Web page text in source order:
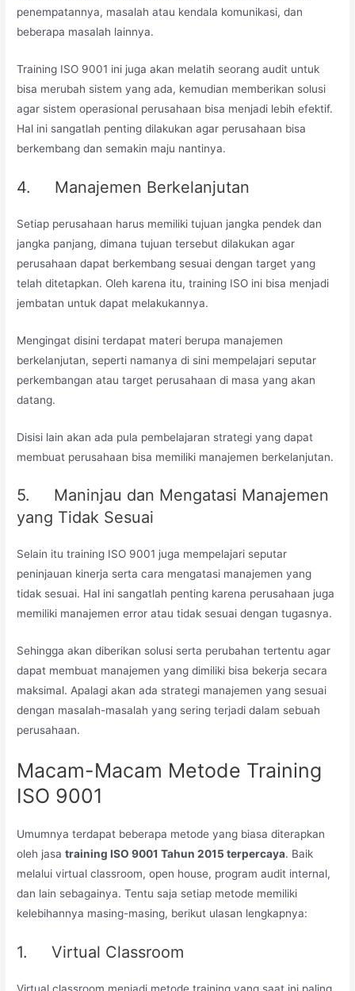
penempatannya, masalah atau kendala komunikasi, dan
beberapa masalah lainnya.
Training ISO 9001 ini juga akan melatih seorang audit untuk
bisa merubah sistem yang ada, kemudian memberikan solusi
agar sistem operasional perusahaan bisa menjadi lebih efektif.
Hal ini sangatlah penting dilakukan agar perusahaan bisa
berkembang dan semakin maju nantinya.
4. Manajemen Berkelanjutan
Setiap perusahaan harus memiliki tujuan jangka pendek dan
jangka panjang, dimana tujuan tersebut dilakukan agar
perusahaan dapat berkembang sesuai dengan target yang
telah ditetapkan. Oleh karena itu, training ISO ini bisa menjadi
jembatan untuk dapat melakukannya.
Mengingat disini terdapat materi berupa manajemen
berkelanjutan, seperti namanya di sini mempelajari seputar
perkembangan atau target perusahaan di masa yang akan
datang.
Disisi lain akan ada pula pembelajaran strategi yang dapat
membuat perusahaan bisa memiliki manajemen berkelanjutan.
5. Maninjau dan Mengatasi Manajemen
yang Tidak Sesuai
Selain itu training ISO 9001 juga mempelajari seputar
peninjauan kinerja serta cara mengatasi manajemen yang
tidak sesuai. Hal ini sangatlah penting karena perusahaan juga
memiliki manajemen error atau tidak sesuai dengan tugasnya.
Sehingga akan diberikan solusi serta perubahan tertentu agar
dapat membuat manajemen yang dimiliki bisa bekerja secara
maksimal. Apalagi akan ada strategi manajemen yang sesuai
dengan masalah-masalah yang sering terjadi dalam sebuah
perusahaan.
Macam-Macam Metode Training
ISO 9001
Umumnya terdapat beberapa metode yang biasa diterapkan
oleh jasatraining ISO 9001 Tahun 2015 terpercaya. Baik
melalui virtual classroom, open house, program audit internal,
dan lain sebagainya. Tentu saja setiap metode memiliki
kelebihannya masing-masing, berikut ulasan lengkapnya:
1. Virtual Classroom